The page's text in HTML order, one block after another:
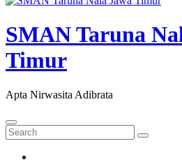
SMAN Taruna
Timur
Apta Nirwasita Adibrata